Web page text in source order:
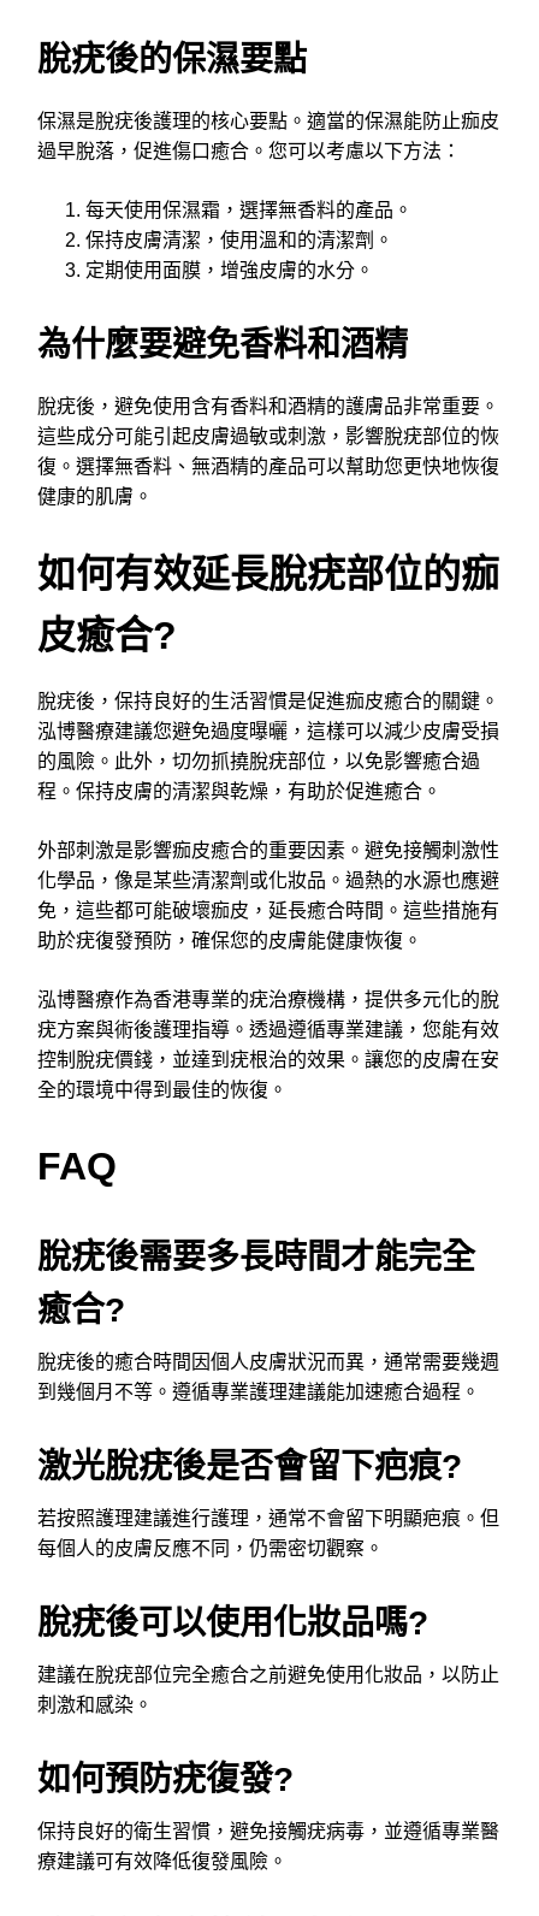
脫疣後的保濕要點
保濕是脫疣後護理的核心要點。適當的保濕能防止痂皮
過早脫落，促進傷口癒合。您可以考慮以下方法：
每天使用保濕霜，選擇無香料的產品。
保持皮膚清潔，使用溫和的清潔劑。
定期使用面膜，增強皮膚的水分。
為什麼要避免香料和酒精
脫疣後，避免使用含有香料和酒精的護膚品非常重要。
這些成分可能引起皮膚過敏或刺激，影響脫疣部位的恢
復。選擇無香料、無酒精的產品可以幫助您更快地恢復
健康的肌膚。
如何有效延長脫疣部位的痂
皮癒合?
脫疣後，保持良好的生活習慣是促進痂皮癒合的關鍵。
泓博醫療建議您避免過度曝曬，這樣可以減少皮膚受損
的風險。此外，切勿抓撓脫疣部位，以免影響癒合過
程。保持皮膚的清潔與乾燥，有助於促進癒合。
外部刺激是影響痂皮癒合的重要因素。避免接觸刺激性
化學品，像是某些清潔劑或化妝品。過熱的水源也應避
免，這些都可能破壞痂皮，延長癒合時間。這些措施有
助於疣復發預防，確保您的皮膚能健康恢復。
泓博醫療作為香港專業的疣治療機構，提供多元化的脫
疣方案與術後護理指導。透過遵循專業建議，您能有效
控制脫疣價錢，並達到疣根治的效果。讓您的皮膚在安
全的環境中得到最佳的恢復。
FAQ
脫疣後需要多長時間才能完全
癒合?
脫疣後的癒合時間因個人皮膚狀況而異，通常需要幾週
到幾個月不等。遵循專業護理建議能加速癒合過程。
激光脫疣後是否會留下疤痕?
若按照護理建議進行護理，通常不會留下明顯疤痕。但
每個人的皮膚反應不同，仍需密切觀察。
脫疣後可以使用化妝品嗎?
建議在脫疣部位完全癒合之前避免使用化妝品，以防止
刺激和感染。
如何預防疣復發?
保持良好的衛生習慣，避免接觸疣病毒，並遵循專業醫
療建議可有效降低復發風險。